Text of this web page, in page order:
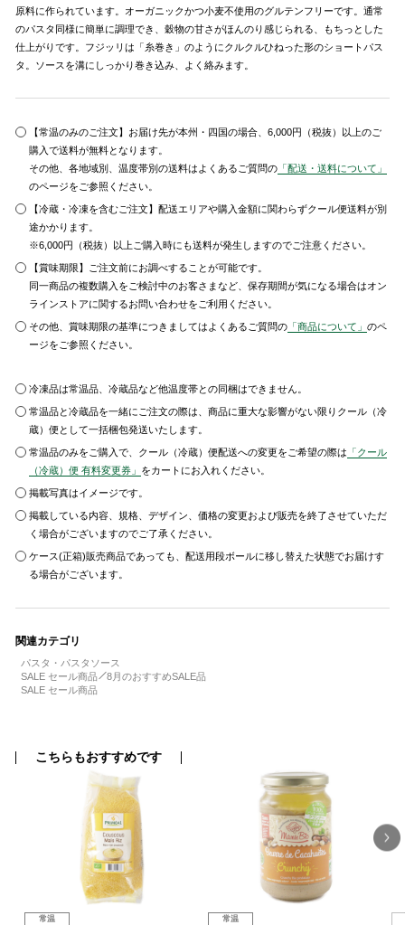
原料に作られています。オーガニックかつ小麦不使用のグルテンフリーです。通常
のパスタ同様に簡単に調理でき、穀物の甘さがほんのり感じられる、もちっとした
仕上がりです。フジッリは「糸巻き」のようにクルクルひねった形のショートパス
タ。ソースを溝にしっかり巻き込み、よく絡みます。
【常温のみのご注文】お届け先が本州・四国の場合、6,000円（税抜）以上のご
購入で送料が無料となります。
その他、各地域別、温度帯別の送料はよくあるご質問の 「配送・送料について」
のページをご参照ください。
【冷蔵・冷凍を含むご注文】配送エリアや購入金額に関わらずクール便送料が別
途かかります。
※6,000円（税抜）以上ご購入時にも送料が発生しますのでご注意ください。
【賞味期限】ご注文前にお調べすることが可能です。
同一商品の複数購入をご検討中のお客さまなど、保存期間が気になる場合はオン
ラインストアに関するお問い合わせをご利用ください。
その他、賞味期限の基準につきましてはよくあるご質問の 「商品について」のペ
ージをご参照ください。
冷凍品は常温品、冷蔵品など他温度帯との同梱はできません。
常温品と冷蔵品を一緒にご注文の際は、商品に重大な影響がない限りクール（冷
蔵）便として一括梱包発送いたします。
常温品のみをご購入で、クール（冷蔵）便配送への変更をご希望の際は 「クール
（冷蔵）便 有料変更券」 をカートにお入れください。
掲載写真はイメージです。
掲載している内容、規格、デザイン、価格の変更および販売を終了させていただ
く場合がございますのでご了承ください。
ケース(正箱)販売商品であっても、配送用段ボールに移し替えた状態でお届けす
る場合がございます。
関連カテゴリ
パスタ・パスタソース
SALE セール商品
8月のおすすめSALE品
SALE セール商品
こちらもおすすめです
常温 常温